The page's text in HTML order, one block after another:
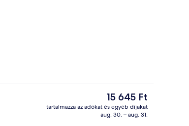
Nyilvános fürdő
A
jelenlegi
ár
15 645 Ft
tartalmazza az adókat és egyéb díjakat
aug. 30. – aug. 31.